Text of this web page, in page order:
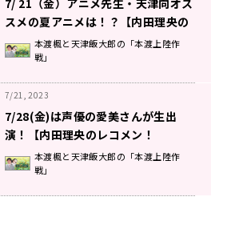
7/ 21（金）アニメ先生・天津向オス
スメの夏アニメは！？【内田理央の
レコメン！FRIDAY】
本渡楓と天津飯大郎の「本渡上陸作
戦」
7/21, 2023
7/28(金)は声優の愛美さんが生出
演！【内田理央のレコメン！
FRIDAY】本渡楓と天津飯大郎の「本渡上陸作
戦」